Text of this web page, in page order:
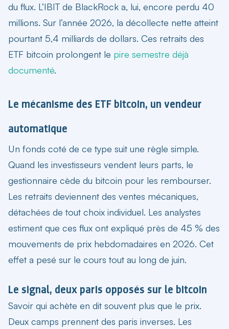
du flux. L’IBIT de BlackRock a, lui, encore perdu 40
millions. Sur l’année 2026, la décollecte nette atteint
pourtant 5,4 milliards de dollars. Ces retraits des
ETF bitcoin prolongent le pire semestre déjà
documenté.
Le mécanisme des ETF bitcoin, un vendeur
automatique
Un fonds coté de ce type suit une règle simple.
Quand les investisseurs vendent leurs parts, le
gestionnaire cède du bitcoin pour les rembourser.
Les retraits deviennent des ventes mécaniques,
détachées de tout choix individuel. Les analystes
estiment que ces flux ont expliqué près de 45 % des
mouvements de prix hebdomadaires en 2026. Cet
effet a pesé sur le cours tout au long de juin.
Le signal, deux paris opposés sur le bitcoin
Savoir qui achète en dit souvent plus que le prix.
Deux camps prennent des paris inverses. Les